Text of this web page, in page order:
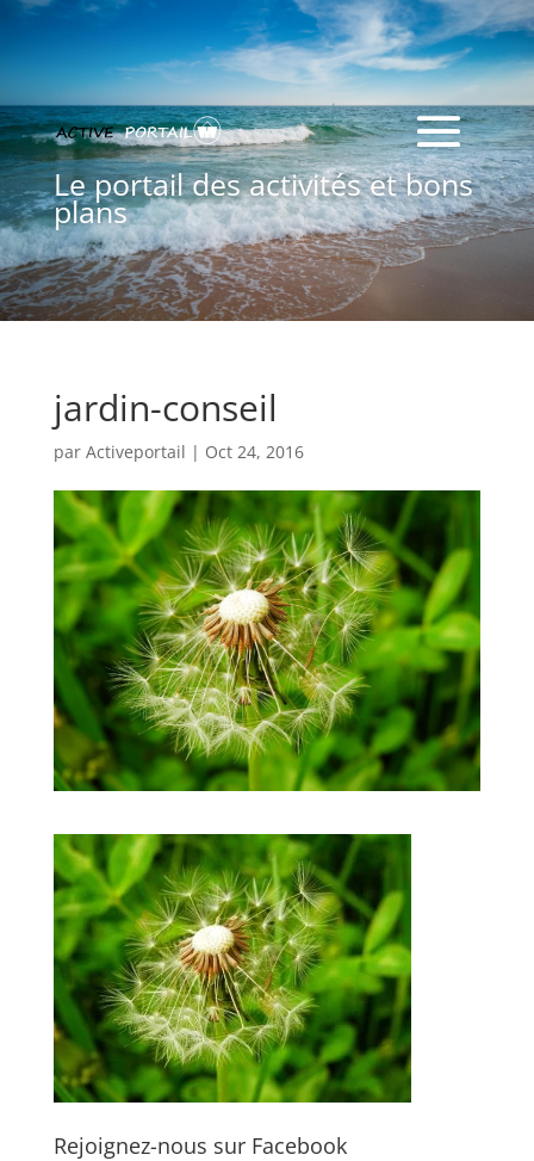
Le portail des activités et bons
plans
jardin-conseil
par Activeportail | Oct 24, 2016
Rejoignez-nous sur Facebook